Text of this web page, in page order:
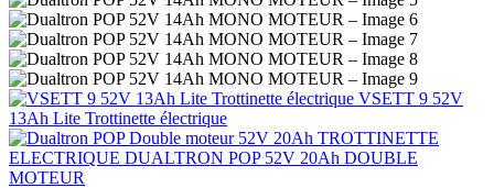
VSETT 9 52V
13Ah Lite Trottinette électrique
TROTTINETTE
ELECTRIQUE DUALTRON POP 52V 20Ah DOUBLE
MOTEUR